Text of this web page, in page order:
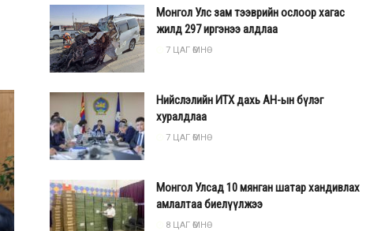
Монгол Улс зам тээврийн ослоор хагас
жилд 297 иргэнээ алдлаа
7 ЦАГ ӨМНӨ
Нийслэлийн ИТХ дахь АН-ын бүлэг
хуралдлаа
7 ЦАГ ӨМНӨ
Монгол Улсад 10 мянган шатар хандивлах
амлалтаа биелүүлжээ
8 ЦАГ ӨМНӨ